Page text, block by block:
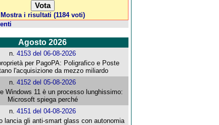
Mostra i risultati (1184 voti)
Agosto 2026
n.4153 del 06-08-2026
per PagoPA: Poligrafico e Poste
l'acquisizione da mezzo miliardo
n.4152 del 05-08-2026
Windows 11 è un processo lunghissimo:
Microsoft spiega perché
n.4151 del 04-08-2026
lancia gli anti-smart glass con autonomia